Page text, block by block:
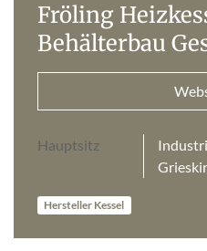
Fröling
Behälterbau
Hauptsitz
Hersteller Kessel